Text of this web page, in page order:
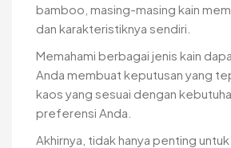
bamboo, masing-masing kain
dan karakteristiknya sendiri.
Memahami berbagai jenis kain
Anda membuat keputusan yang
kaos yang sesuai dengan
preferensi Anda.
Akhirnya, tidak hanya penting